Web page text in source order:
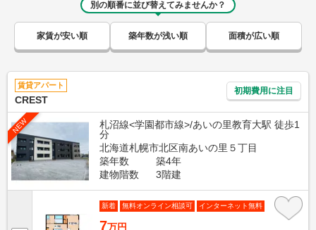
別の順番に並び替えてみませんか？
家賃が安い順 築年数が浅い順 面積が広い順
賃貸アパート
CREST
初期費用に注目
NEW
札沼線<学園都市線>/あいの里教育大駅 徒歩1
分
北海道札幌市北区南あいの里５丁目
築年数
築4年
建物階数
3階建
新着 無料オンライン相談可 インターネット無料
7万円